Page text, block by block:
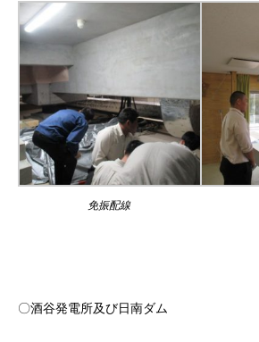
免振配線
〇酒谷発電所及び日南ダム